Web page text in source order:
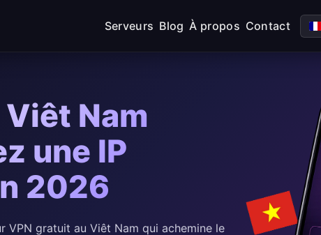
Serveurs Blog À propos Contact
Nam
une IP
2026
VPN gratuit au Viêt Nam qui achemine le